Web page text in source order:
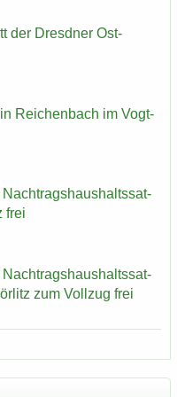
der Dresd­ner Ost-​
Rei­chen­bach im Vogt­
Nach­trags­haus­halts­sat­
frei
Nach­trags­haus­halts­sat­
zum Voll­zug frei